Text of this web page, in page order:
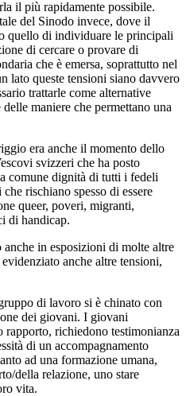
il più rapidamente possibile.
del Sinodo invece, dove il
quello di individuare le principali
di cercare o provare di
che è emersa, soprattutto nel
lato queste tensioni siano davvero
trattarle come alternative
maniere che permettano una
era anche il momento dello
svizzeri che ha posto
comune dignità di tutti i fedeli
rischiano spesso di essere
queer, poveri, migranti,
di handicap.
in esposizioni di molte altre
anche altre tensioni,
di lavoro si è chinato con
dei giovani. I giovani
richiedono testimonianza
di un accompagnamento
ad una formazione umana,
della relazione, uno stare
vita.